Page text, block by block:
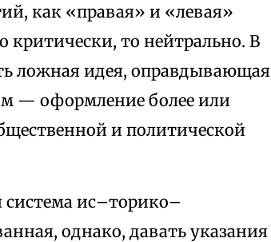
как «правая» и «левая»
критически, то нейтрально. В
ложная идея, оправдывающая
— оформление более или
и политической
система ис–торико–
однако, давать указания